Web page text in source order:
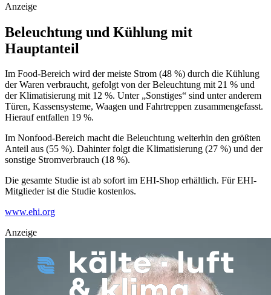
Anzeige
Beleuchtung und Kühlung mit
Hauptanteil
Im Food-Bereich wird der meiste Strom (48 %) durch die Kühlung
der Waren verbraucht, gefolgt von der Beleuchtung mit 21 % und
der Klimatisierung mit 12 %. Unter „Sonstiges“ sind unter anderem
Türen, Kassensysteme, Waagen und Fahrtreppen zusammengefasst.
Hierauf entfallen 19 %.
Im Nonfood-Bereich macht die Beleuchtung weiterhin den größten
Anteil aus (55 %). Dahinter folgt die Klimatisierung (27 %) und der
sonstige Stromverbrauch (18 %).
Die gesamte Studie ist ab sofort im EHI-Shop erhältlich. Für EHI-
Mitglieder ist die Studie kostenlos.
www.ehi.org
Anzeige